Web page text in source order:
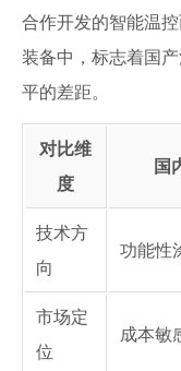
合作开发的智能温
装备中，标志着国
平的差距。
对比维
度
国
技术方
向
功能性
市场定
位
成本敏